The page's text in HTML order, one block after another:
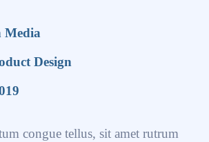
Media
Design
congue tellus, sit amet rutrum